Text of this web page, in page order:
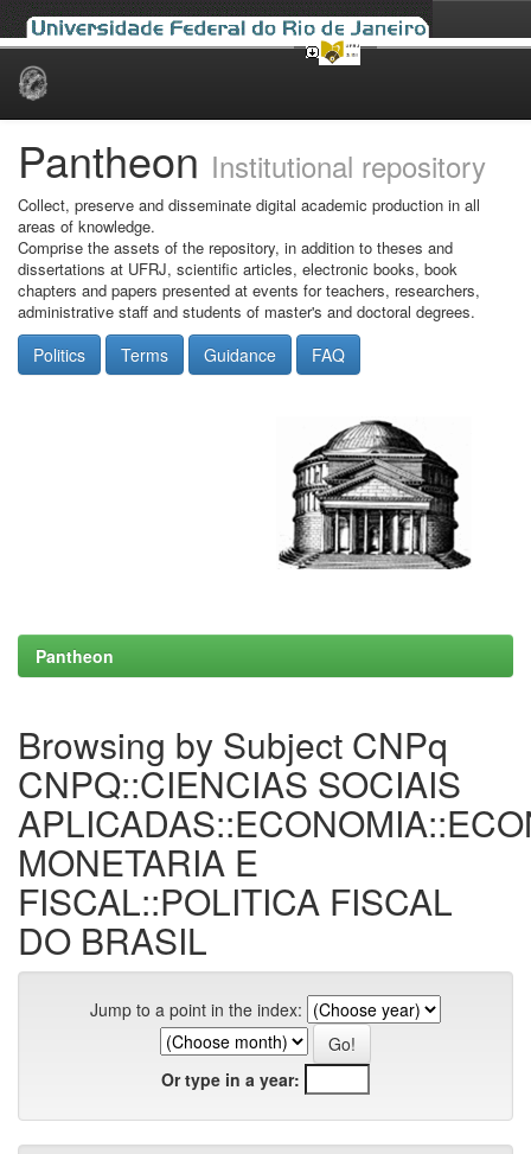
Skip
Pantheon Institutional repository
Collect, preserve and disseminate digital academic production in all
areas of knowledge.
Comprise the assets of the repository, in addition to theses and
dissertations at UFRJ, scientific articles, electronic books, book
chapters and papers presented at events for teachers, researchers,
administrative staff and students of master's and doctoral degrees.
Politics Terms Guidance FAQ
Pantheon
Browsing by Subject CNPq
CNPQ::CIENCIAS SOCIAIS
MONETARIA E
FISCAL::POLITICA FISCAL
DO BRASIL
Jump to a point in the index:
Or type in a year: